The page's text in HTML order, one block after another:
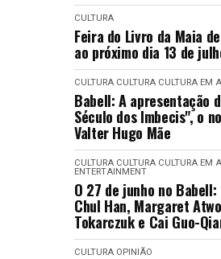
CULTURA
Feira do Livro da Maia
ao próximo dia 13 de
CULTURA CULTURA CULTURA EM
Babell: A apresentação
Século dos Imbecis", o
Valter Hugo Mãe
CULTURA CULTURA CULTURA EM
ENTERTAINMENT
O 27 de junho no
Chul Han, Margaret
Tokarczuk e Cai Guo-
CULTURA OPINIÃO